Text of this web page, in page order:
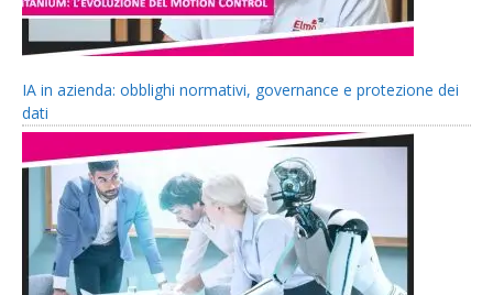
IA in azienda: obblighi normativi, governance e protezione dei
dati